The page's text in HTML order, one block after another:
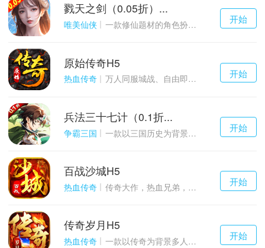
千百度h5
游戏
开始
戮天之剑（0.05折）...
唯美仙侠 一款修仙题材的角色扮演养成手游
千百度h5
游戏
开始
原始传奇H5
热血传奇 万人同服城战、自由即时PK的1.85经典玩法
千百度h5
游戏
开始
兵法三十七计（0.1折...
争霸三国 一款以三国历史为背景的卡牌策略游戏
千百度h5
游戏
开始
百战沙城H5
热血传奇 传奇大作，热血兄弟，血战沙城！
千百度h5
游戏
开始
传奇岁月H5
热血传奇 一款以传奇为背景多人在线的ARPG大作